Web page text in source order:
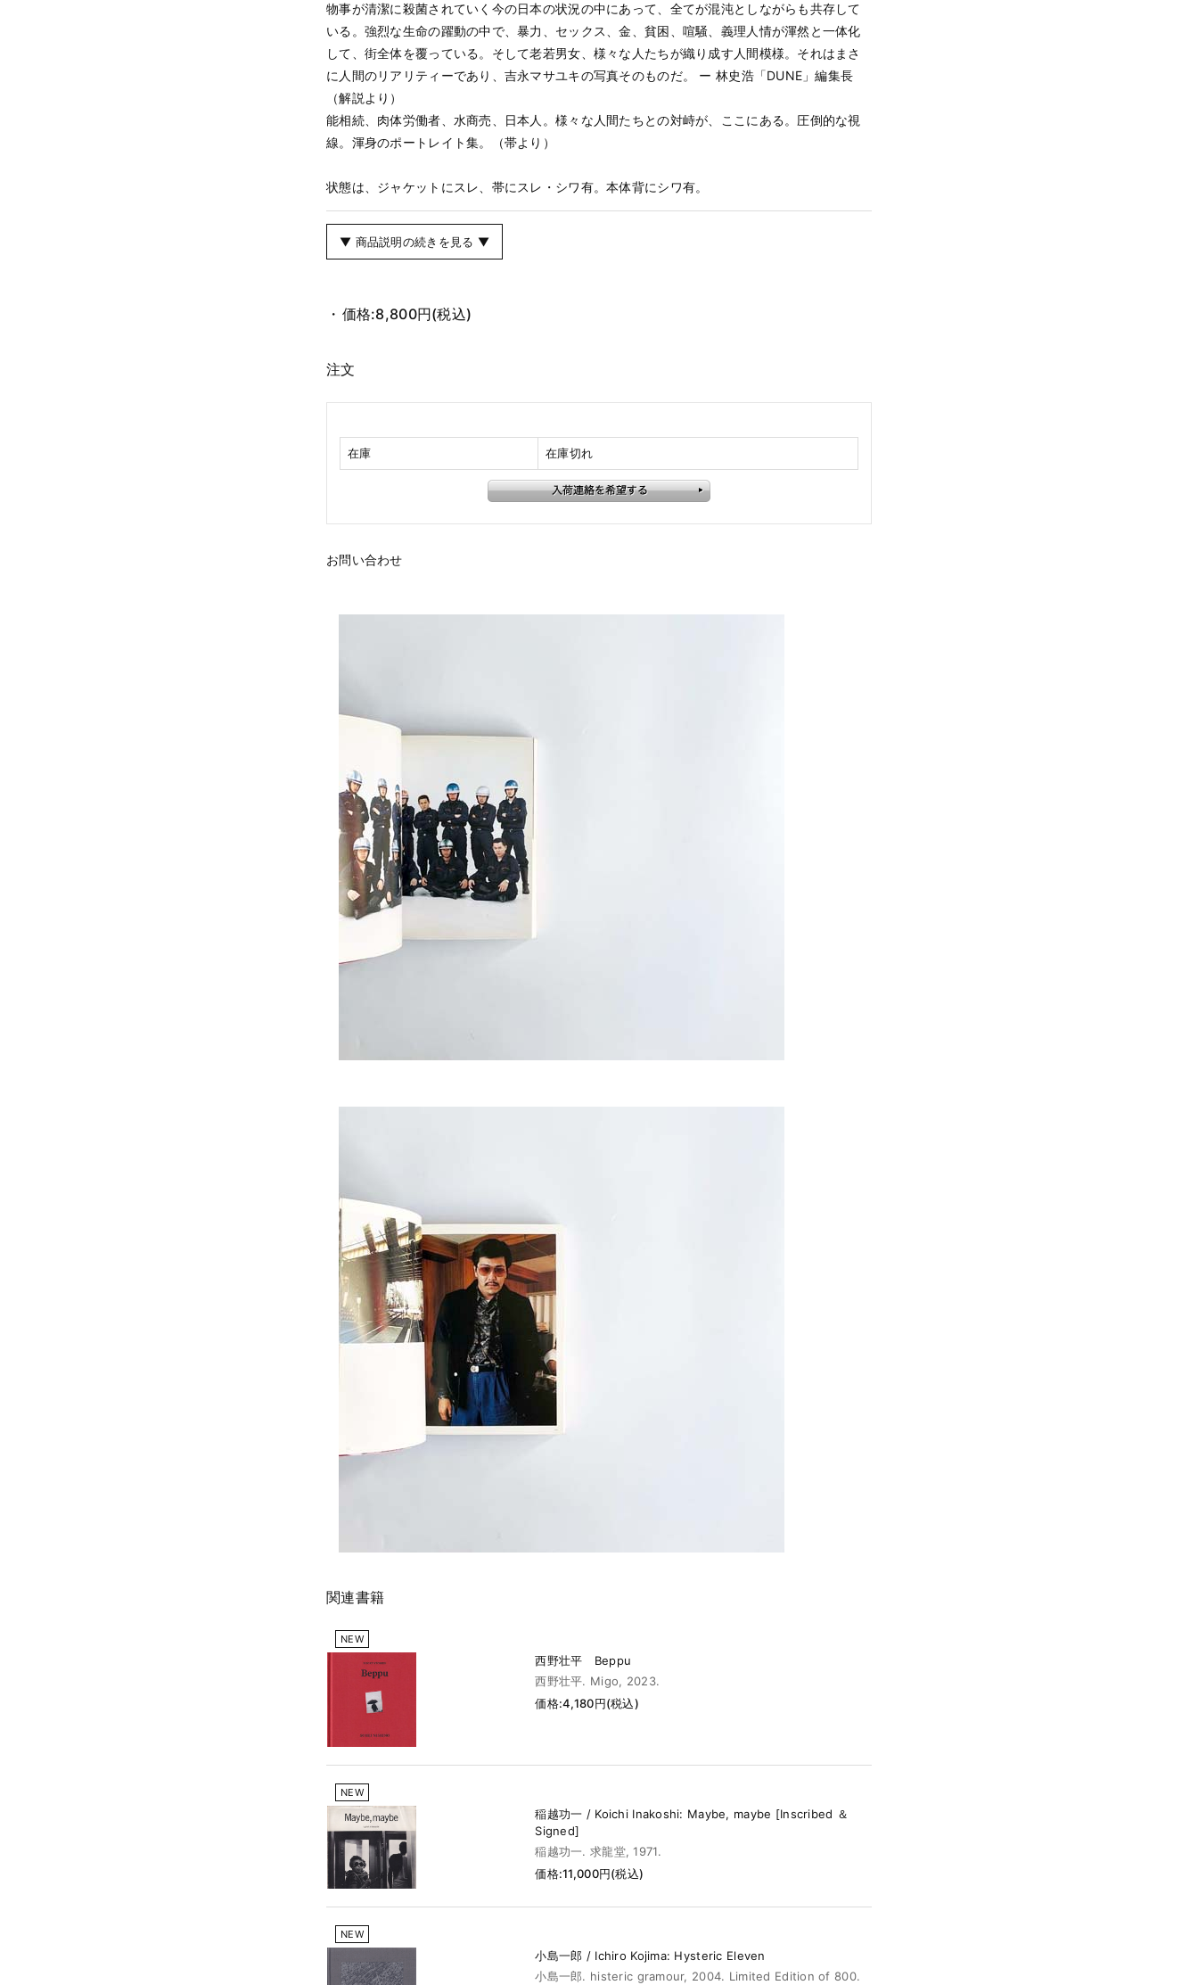
物事が清潔に殺菌されていく今の日本の状況の中にあって、全てが混沌としながらも共存して
いる。強烈な生命の躍動の中で、暴力、セックス、金、貧困、喧騒、義理人情が渾然と一体化
して、街全体を覆っている。そして老若男女、様々な人たちが織り成す人間模様。それはまさ
に人間のリアリティーであり、吉永マサユキの写真そのものだ。 ー 林史浩「DUNE」編集長
（解説より）
能相続、肉体労働者、水商売、日本人。様々な人間たちとの対峙が、ここにある。圧倒的な視
線。渾身のポートレイト集。（帯より）
状態は、ジャケットにスレ、帯にスレ・シワ有。本体背にシワ有。
▼ 商品説明の続きを見る ▼
価格:8,800円(税込)
注文
在庫 在庫切れ
お問い合わせ
関連書籍
NEW
西野壮平 Beppu
西野壮平. Migo, 2023.
価格:4,180円(税込)
NEW
稲越功一 / Koichi Inakoshi: Maybe, maybe [Inscribed ＆
Signed]
稲越功一. 求龍堂, 1971.
価格:11,000円(税込)
NEW
小島一郎 / Ichiro Kojima: Hysteric Eleven
小島一郎. histeric gramour, 2004. Limited Edition of 800.